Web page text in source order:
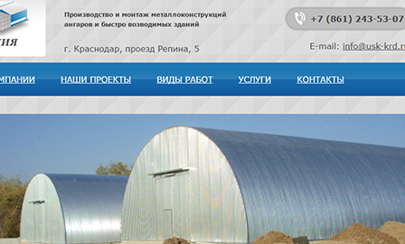
Регион:Краснодар
Срок проекта:5 месяцев
Услуга:SEO
Проблема:
Низкая посещаемость и позиции в поиске.
Задача: